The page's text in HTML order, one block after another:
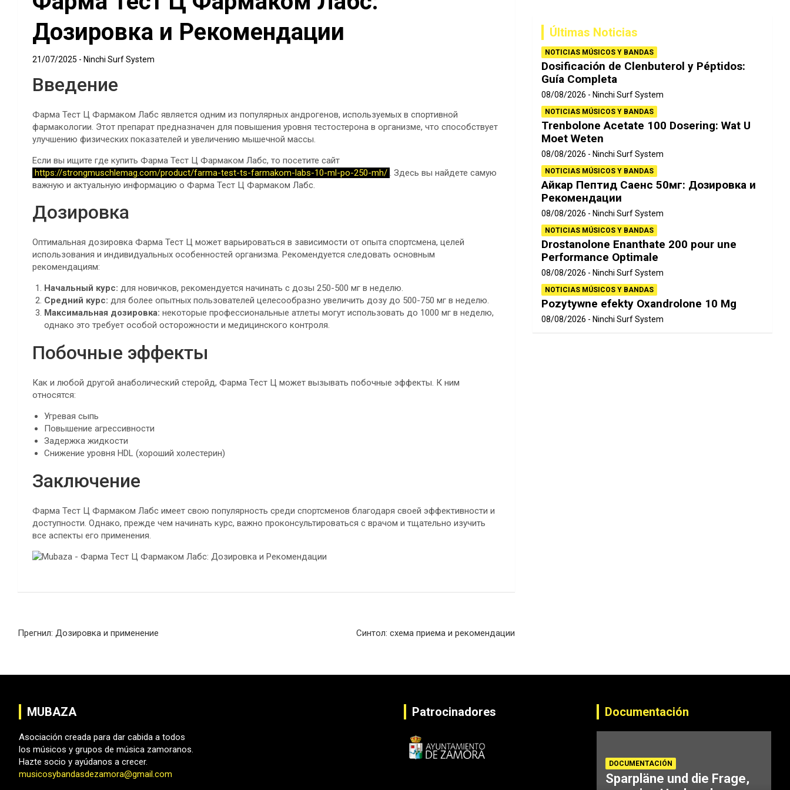
Дозировка и Рекомендации
21/07/2025 Ninchi Surf System
Введение
Фарма Тест Ц Фармаком Лабс является одним из популярных андрогенов, используемых в спортивной
фармакологии. Этот препарат предназначен для повышения уровня тестостерона в организме, что способствует
улучшению физических показателей и увеличению мышечной массы.
Если вы ищите где купить Фарма Тест Ц Фармаком Лабс, то посетите сайт
https://strongmuschlemag.com/product/farma-test-ts-farmakom-labs-10-ml-po-250-mh/ . Здесь вы найдете самую
важную и актуальную информацию о Фарма Тест Ц Фармаком Лабс.
Дозировка
Оптимальная дозировка Фарма Тест Ц может варьироваться в зависимости от опыта спортсмена, целей
использования и индивидуальных особенностей организма. Рекомендуется следовать основным
рекомендациям:
Начальный курс: для новичков, рекомендуется начинать с дозы 250-500 мг в неделю.
Средний курс: для более опытных пользователей целесообразно увеличить дозу до 500-750 мг в неделю.
Максимальная дозировка: некоторые профессиональные атлеты могут использовать до 1000 мг в неделю,
однако это требует особой осторожности и медицинского контроля.
Побочные эффекты
Как и любой другой анаболический стеройд, Фарма Тест Ц может вызывать побочные эффекты. К ним
относятся:
Угревая сыпь
Повышение агрессивности
Задержка жидкости
Снижение уровня HDL (хороший холестерин)
Заключение
Фарма Тест Ц Фармаком Лабс имеет свою популярность среди спортсменов благодаря своей эффективности и
доступности. Однако, прежде чем начинать курс, важно проконсультироваться с врачом и тщательно изучить
все аспекты его применения.
de
entradas
Прегнил: Дозировка и применение Синтол: схема приема и рекомендации
Últimas Noticias
NOTICIAS MÚSICOS Y BANDAS
Dosificación de Clenbuterol y Péptidos:
Guía Completa
08/08/2026 Ninchi Surf System
NOTICIAS MÚSICOS Y BANDAS
Trenbolone Acetate 100 Dosering: Wat U
Moet Weten
08/08/2026 Ninchi Surf System
NOTICIAS MÚSICOS Y BANDAS
Айкар Пептид Саенс 50мг: Дозировка и
Рекомендации
08/08/2026 Ninchi Surf System
NOTICIAS MÚSICOS Y BANDAS
Drostanolone Enanthate 200 pour une
Performance Optimale
08/08/2026 Ninchi Surf System
NOTICIAS MÚSICOS Y BANDAS
Pozytywne efekty Oxandrolone 10 Mg
08/08/2026 Ninchi Surf System
MUBAZA
Asociación creada para dar cabida a todos
los músicos y grupos de música zamoranos.
Hazte socio y ayúdanos a crecer.
musicosybandasdezamora@gmail.com
Patrocinadores Documentación
DOCUMENTACIÓN
Sparpläne und die Frage,